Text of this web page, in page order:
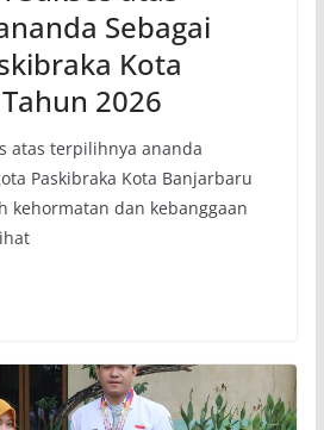
Sebagai
Kota
2026
atas terpilihnya ananda
Paskibraka Kota Banjarbaru
kehormatan dan kebanggaan